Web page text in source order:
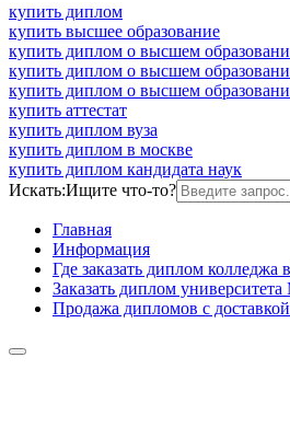
купить диплом
купить высшее образование
купить диплом о высшем
купить диплом о высшем
купить диплом о высшем
купить аттестат
купить диплом вуза
купить диплом в москве
купить диплом кандидата наук
Искать:Ищите что-то?
Главная
Информация
Где заказать диплом колледжа
Заказать диплом
Продажа дипломов с